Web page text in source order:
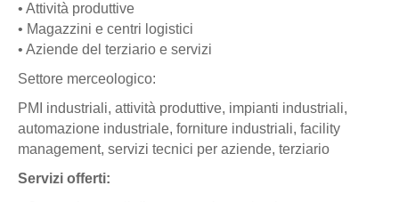
• Attività produttive
• Magazzini e centri logistici
• Aziende del terziario e servizi
Settore merceologico:
PMI industriali, attività produttive, impianti industriali,
automazione industriale, forniture industriali, facility
management, servizi tecnici per aziende, terziario
Servizi offerti: